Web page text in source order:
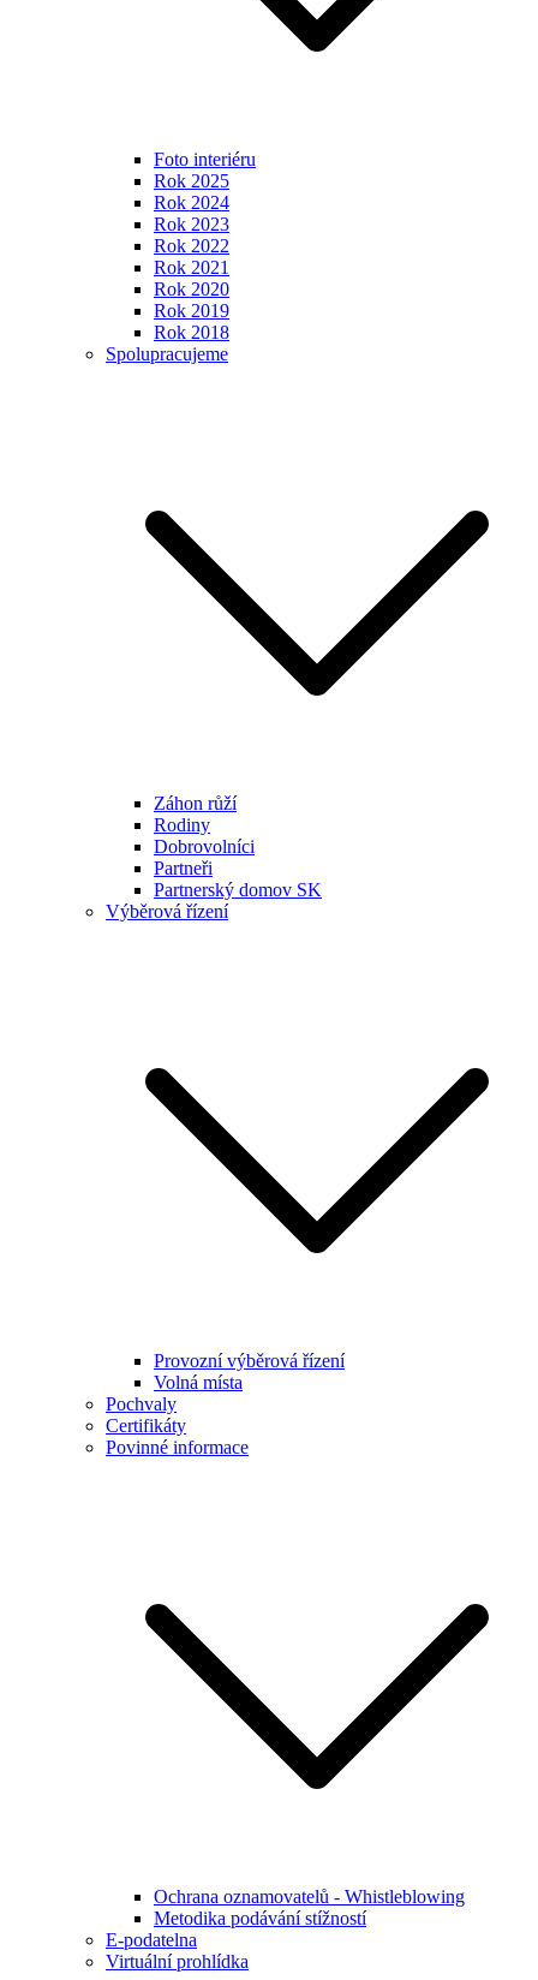
Foto interiéru
Rok 2025
Rok 2024
Rok 2023
Rok 2022
Rok 2021
Rok 2020
Rok 2019
Rok 2018
Spolupracujeme
Záhon růží
Rodiny
Dobrovolníci
Partneři
Partnerský domov SK
Výběrová řízení
Provozní výběrová řízení
Volná místa
Pochvaly
Certifikáty
Povinné informace
Ochrana oznamovatelů - Whistleblowing
Metodika podávání stížností
E-podatelna
Virtuální prohlídka